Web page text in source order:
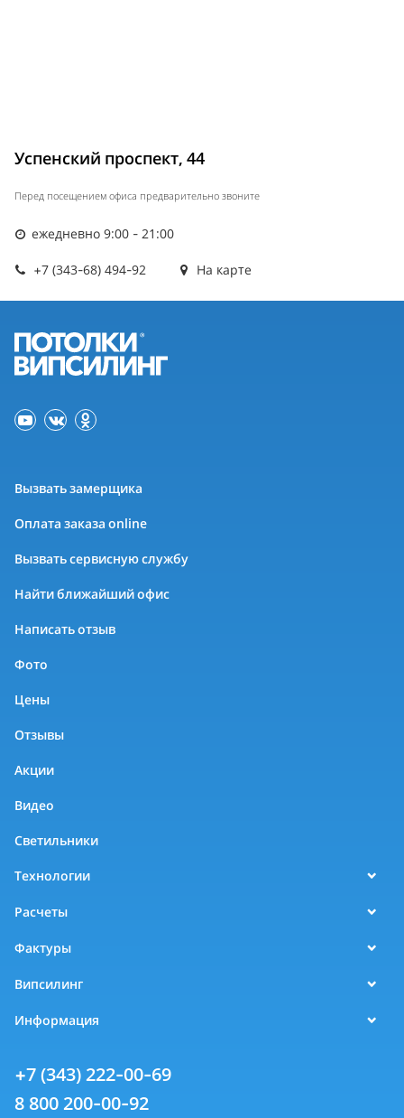
Успенский проспект, 44
Перед посещением офиса предварительно звоните
ежедневно 9:00 - 21:00
+7 (343-68) 494-92 На карте
Вызвать замерщика
Оплата заказа online
Вызвать сервисную службу
Найти ближайший офис
Написать отзыв
Фото
Цены
Отзывы
Акции
Видео
Светильники
Технологии
Расчеты
Фактуры
Випсилинг
Информация
+7 (343) 222-00-69
8 800 200-00-92